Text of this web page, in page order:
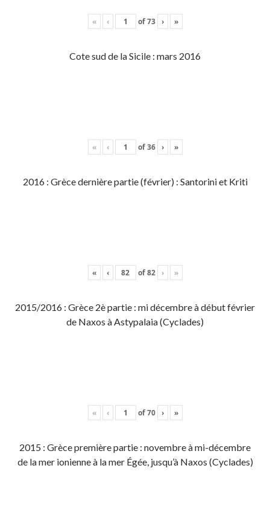
« ‹ of73 › »
Cote sud de la Sicile : mars 2016
« ‹ of36 › »
2016 : Grèce dernière partie (février) : Santorini et Kriti
« ‹ of82 › »
2015/2016 : Grèce 2è partie : mi décembre à début février
de Naxos à Astypalaia (Cyclades)
« ‹ of70 › »
2015 : Grèce première partie : novembre à mi-décembre
de la mer ionienne à la mer Égée, jusqu’à Naxos (Cyclades)